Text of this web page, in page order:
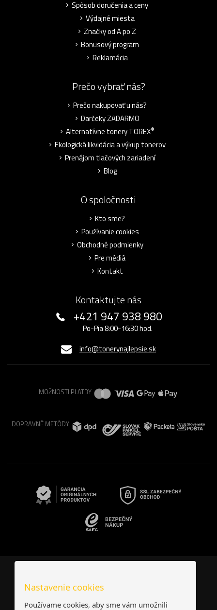
Spôsob doručenia a ceny
Výdajné miesta
Značky od A po Z
Bonusový program
Reklamácia
Prečo vybrať nás?
Prečo nakupovať u nás?
Darčeky ZADARMO
Alternatívne tonery TOREX®
Ekologická likvidácia a výkup tonerov
Prenájom tlačových zariadení
Blog
O spoločnosti
Kto sme?
Používanie cookies
Obchodné podmienky
Pre médiá
Kontakt
Kontaktujte nás
+421 947 938 980
Po-Pia 8:00-16:30 hod.
info@tonerynajlepsie.sk
MOŽNOSTI PLATBY
DOPRAVNÉ METÓDY
- -
Nastavenie cookies
Používame cookies, aby sme vám umožnili